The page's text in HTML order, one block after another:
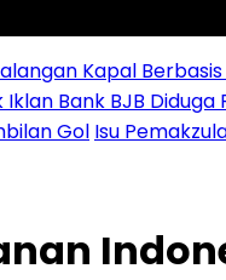
Kapal
Iklan Bank BJB Diduga
Gol Isu